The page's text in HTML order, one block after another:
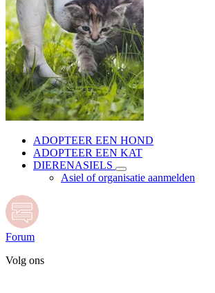
ADOPTEER EEN HOND
ADOPTEER EEN KAT
DIERENASIELS
Asiel of organisatie aanmelden
Forum
Volg ons